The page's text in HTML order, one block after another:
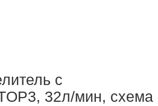
с
32л/мин, схема